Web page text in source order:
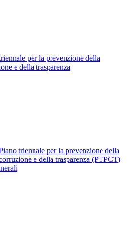
per la prevenzione della
e della trasparenza
triennale per la prevenzione della
e della trasparenza (PTPCT)